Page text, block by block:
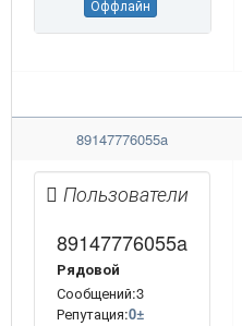
Оффлайн
89147776055a
Пользователи
89147776055a
Рядовой
Сообщений:3
Репутация:0±